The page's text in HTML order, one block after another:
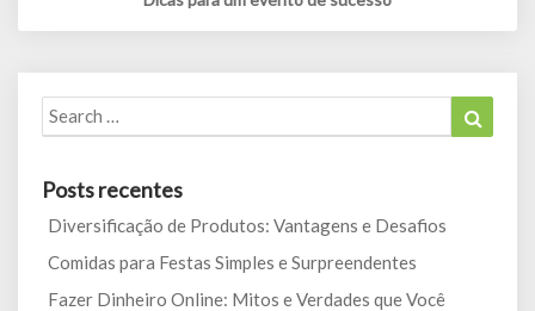
Search
for:
Posts recentes
Diversificação de Produtos: Vantagens e Desafios
Comidas para Festas Simples e Surpreendentes
Fazer Dinheiro Online: Mitos e Verdades que Você